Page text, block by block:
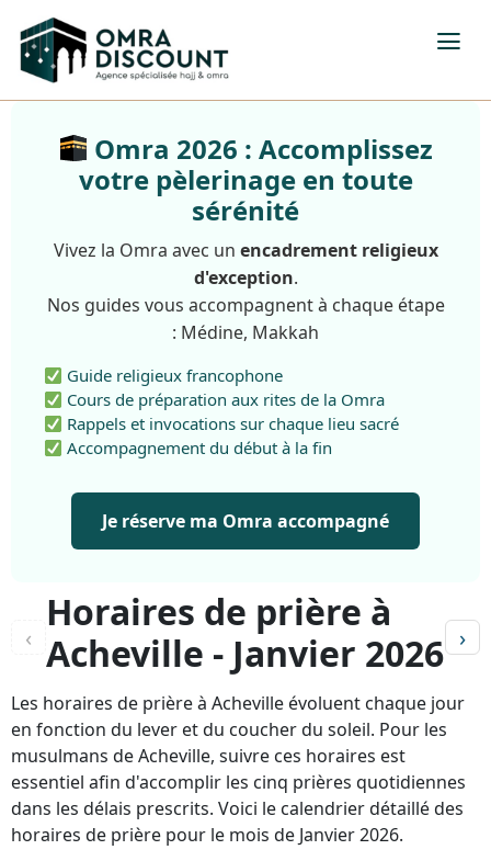
Omra 2026 : Accomplissez
votre pèlerinage en toute
sérénité
Vivez la Omra avec un encadrement religieux
d'exception.
Nos guides vous accompagnent à chaque étape
: Médine, Makkah
Guide religieux francophone
Cours de préparation aux rites de la Omra
Rappels et invocations sur chaque lieu sacré
Accompagnement du début à la fin
Je réserve ma Omra accompagné
‹
Horaires de prière à
Acheville - Janvier 2026 ›
Les horaires de prière à Acheville évoluent chaque jour
en fonction du lever et du coucher du soleil. Pour les
musulmans de Acheville, suivre ces horaires est
essentiel afin d'accomplir les cinq prières quotidiennes
dans les délais prescrits. Voici le calendrier détaillé des
horaires de prière pour le mois de Janvier 2026.